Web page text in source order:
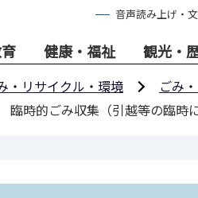
音声読み上げ・
健康・福祉 観光・
・リサイクル・環境 ごみ
臨時的ごみ収集（引越等の臨時